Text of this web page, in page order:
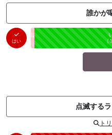
誰かが
はい
はい
（2件）
未投票
（
点滅する
ト